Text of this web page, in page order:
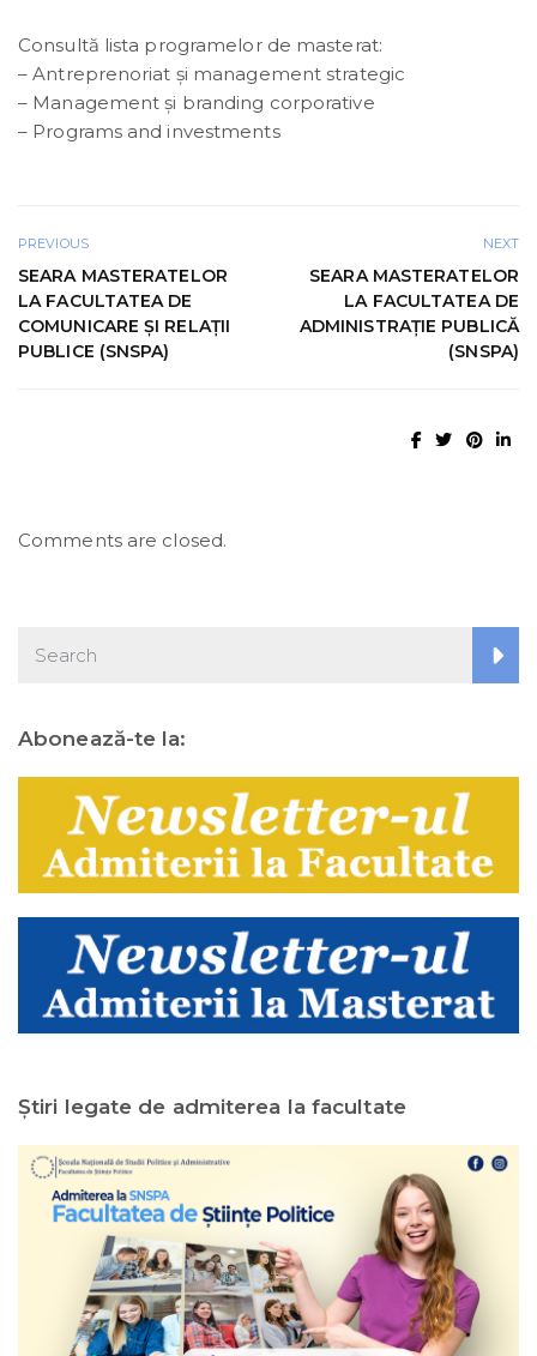
Consultă lista programelor de masterat:
– Antreprenoriat și management strategic
– Management și branding corporative
– Programs and investments
PREVIOUS
SEARA MASTERATELOR
LA FACULTATEA DE
COMUNICARE ȘI RELAȚII
PUBLICE (SNSPA)
NEXT
SEARA MASTERATELOR
LA FACULTATEA DE
ADMINISTRAȚIE PUBLICĂ
(SNSPA)
Comments are closed.
Abonează-te la:
Ştiri legate de admiterea la facultate